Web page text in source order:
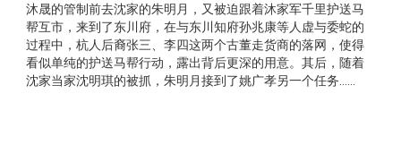
沐晟的管制前去沈家的朱明月，又被迫跟着沐家军千里护送马
帮互市，来到了东川府，在与东川知府孙兆康等人虚与委蛇的
过程中，杭人后裔张三、李四这两个古董走货商的落网，使得
看似单纯的护送马帮行动，露出背后更深的用意。其后，随着
沈家当家沈明琪的被抓，朱明月接到了姚广孝另一个任务……